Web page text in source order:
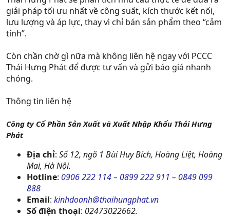
giải pháp tối ưu nhất về công suất, kích thước kết nối,
lưu lượng và áp lực, thay vì chỉ bán sản phẩm theo “cảm
tính”.
Còn chần chờ gì nữa mà không liên hệ ngay với PCCC
Thái Hưng Phát để được tư vấn và gửi báo giá nhanh
chóng.
Thông tin liên hệ
Công ty Cổ Phần Sản Xuất và Xuất Nhập Khẩu Thái Hưng
Phát
Địa chỉ: Số 12, ngõ 1 Bùi Huy Bích, Hoàng Liệt, Hoàng
Mai, Hà Nội.
Hotline: 0906 222 114– 0899 222 911 – 0849 099
888
Email: kinhdoanh@thaihungphat.vn
Số điện thoại: 02473022662.